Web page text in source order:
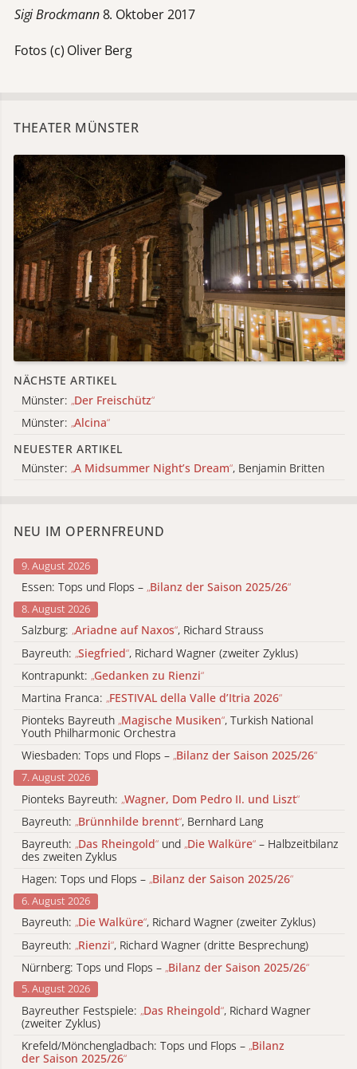
Sigi Brockmann8. Oktober 2017
Fotos (c) Oliver Berg
THEATER MÜNSTER
NÄCHSTE ARTIKEL
Münster: „Der Freischütz“
Münster: „Alcina“
NEUESTER ARTIKEL
Münster: „A Midsummer Night’s Dream“, Benjamin Britten
NEU IM OPERNFREUND
9. August 2026
Essen: Tops und Flops – „Bilanz der Saison 2025/26“
8. August 2026
Salzburg: „Ariadne auf Naxos“, Richard Strauss
Bayreuth: „Siegfried“, Richard Wagner (zweiter Zyklus)
Kontrapunkt: „Gedanken zu Rienzi“
Martina Franca: „FESTIVAL della Valle d’Itria 2026“
Pionteks Bayreuth „Magische Musiken“, Turkish National
Youth Philharmonic Orchestra
Wiesbaden: Tops und Flops – „Bilanz der Saison 2025/26“
7. August 2026
Pionteks Bayreuth: „Wagner, Dom Pedro II. und Liszt“
Bayreuth: „Brünnhilde brennt“, Bernhard Lang
Bayreuth: „Das Rheingold“ und „Die Walküre“ – Halbzeitbilanz
des zweiten Zyklus
Hagen: Tops und Flops – „Bilanz der Saison 2025/26“
6. August 2026
Bayreuth: „Die Walküre“, Richard Wagner (zweiter Zyklus)
Bayreuth: „Rienzi“, Richard Wagner (dritte Besprechung)
Nürnberg: Tops und Flops – „Bilanz der Saison 2025/26“
5. August 2026
Bayreuther Festspiele: „Das Rheingold“, Richard Wagner
(zweiter Zyklus)
Krefeld/Mönchengladbach: Tops und Flops – „Bilanz
der Saison 2025/26“